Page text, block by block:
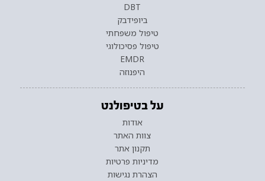
DBT
ביופידבק
טיפול משפחתי
טיפול פסיכולוגי
EMDR
היפנוזה
על בטיפולנט
אודות
צוות האתר
תקנון אתר
מדיניות פרטיות
הצהרת נגישות